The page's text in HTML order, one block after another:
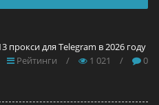
прокси для Telegram в 2026 году
Рейтинги / 1 021 / 0